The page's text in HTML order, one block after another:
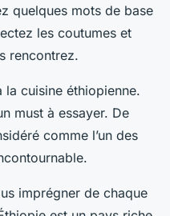
quelques mots de base
les coutumes et
rencontrez.
cuisine éthiopienne.
must à essayer. De
comme l’un des
imprégner de chaque